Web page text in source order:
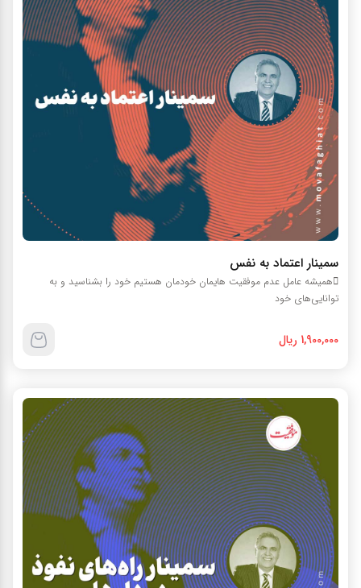
سمينار اعتماد به نفس
هميشه عامل عدم موفقيت هايمان خودمان هستيم خود را بشناسيد و به
توانايي‌هاي خود
1,900,000 ریال